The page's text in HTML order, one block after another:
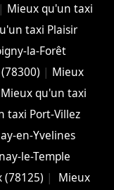
| Mieux qu'un taxi
taxi Plaisir
la-Forêt
| Mieux
Mieux qu'un taxi
taxi Port-Villez
en-Yvelines
le-Temple
(78125) |
Mieux